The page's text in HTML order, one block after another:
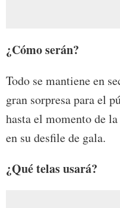
¿Cómo serán?
Todo se mantiene en
gran sorpresa para el
hasta el momento de
en su desfile de gala.
¿Qué telas usará?